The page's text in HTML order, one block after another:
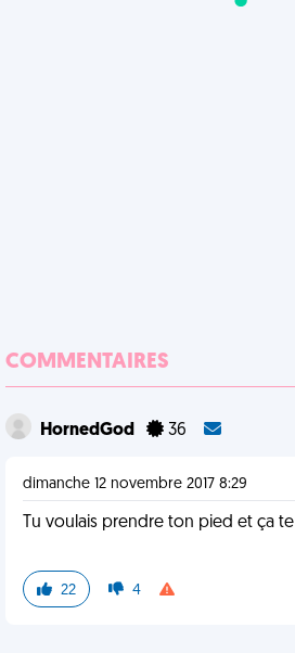
COMMENTAIRES
HornedGod 36
dimanche 12 novembre 2017 8:29
Tu voulais prendre ton pied et ça te
22 4